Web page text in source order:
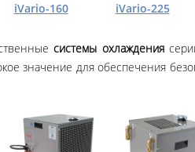
iVario-160 iVario-225
системы охлаждения
значение для обеспечения